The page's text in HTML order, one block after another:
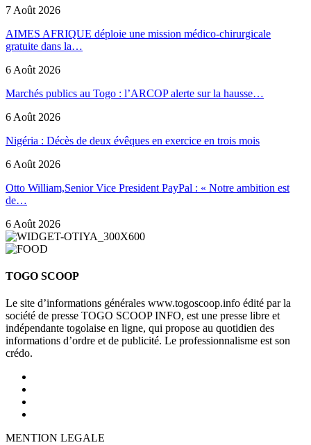
7 Août 2026
AIMES AFRIQUE déploie une mission médico-chirurgicale
gratuite dans la…
6 Août 2026
Marchés publics au Togo : l’ARCOP alerte sur la hausse…
6 Août 2026
Nigéria : Décès de deux évêques en exercice en trois mois
6 Août 2026
Otto William,Senior Vice President PayPal : « Notre ambition est
de…
6 Août 2026
TOGO SCOOP
Le site d’informations générales www.togoscoop.info édité par la
société de presse TOGO SCOOP INFO, est une presse libre et
indépendante togolaise en ligne, qui propose au quotidien des
informations d’ordre et de publicité. Le professionnalisme est son
crédo.
MENTION LEGALE